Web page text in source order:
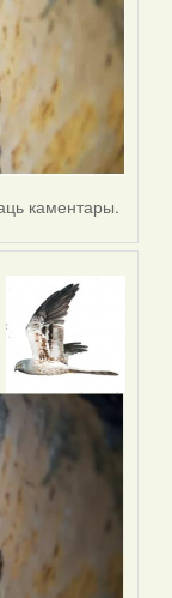
каментары.